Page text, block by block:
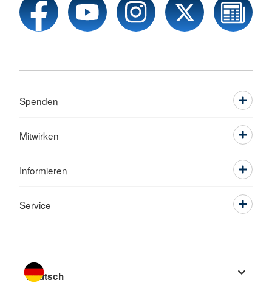
Spenden
Mitwirken
Informieren
Service
Sprache wechseln zu